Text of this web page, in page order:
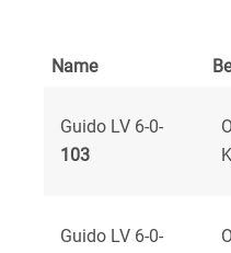
Name
Guido LV 6-0-
103
Guido LV 6-0-